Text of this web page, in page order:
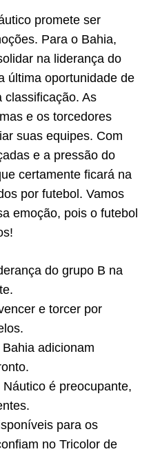
promete ser
Para o Bahia,
na liderança do
última oportunidade de
classificação. As
e os torcedores
suas equipes. Com
e a pressão do
certamente ficará na
por futebol. Vamos
emoção, pois o futebol
do grupo B na
e torcer por
adicionam
é preocupante,
para os
no Tricolor de